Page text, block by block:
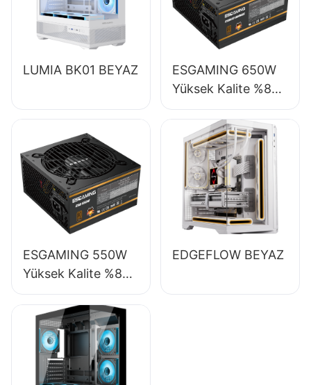
LUMIA BK01 BEYAZ
ESGAMING 650W
Yüksek Kalite %85
Verimlilik Tam
Modüler 80+
Bronze Masaüstü
Bilgisayar Güç
Kaynağı ESB650W
ESGAMING 550W
Yüksek Kalite %85
Verimlilik 80+
Bronze Masaüstü
Bilgisayar Güç
Kaynağı ESB550W
EDGEFLOW BEYAZ